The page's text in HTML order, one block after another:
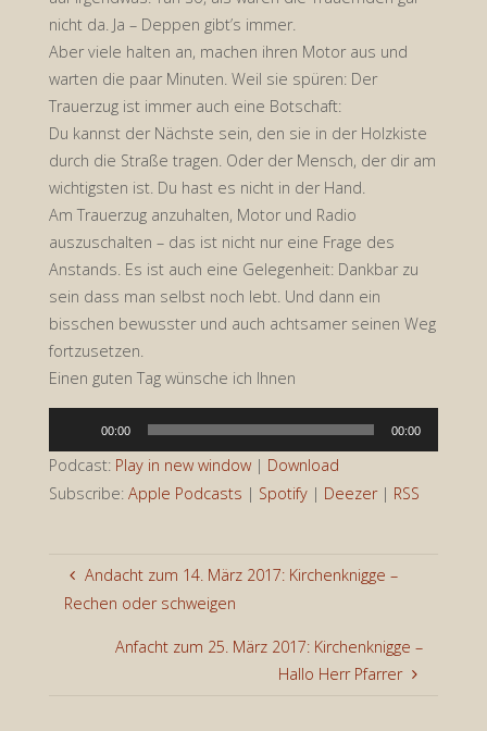
nicht da. Ja – Deppen gibt’s immer.
Aber viele halten an, machen ihren Motor aus und
warten die paar Minuten. Weil sie spüren: Der
Trauerzug ist immer auch eine Botschaft:
Du kannst der Nächste sein, den sie in der Holzkiste
durch die Straße tragen. Oder der Mensch, der dir am
wichtigsten ist. Du hast es nicht in der Hand.
Am Trauerzug anzuhalten, Motor und Radio
auszuschalten – das ist nicht nur eine Frage des
Anstands. Es ist auch eine Gelegenheit: Dankbar zu
sein dass man selbst noch lebt. Und dann ein
bisschen bewusster und auch achtsamer seinen Weg
fortzusetzen.
Einen guten Tag wünsche ich Ihnen
Player
00:00 00:00
Podcast: Play in new window| Download
Subscribe: Apple Podcasts | Spotify| Deezer| RSS
Andacht zum 14. März 2017: Kirchenknigge –
Rechen oder schweigen
Anfacht zum 25. März 2017: Kirchenknigge –
Hallo Herr Pfarrer